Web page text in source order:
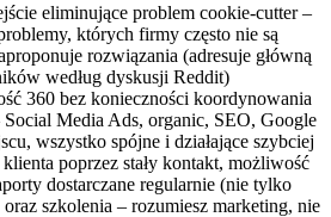
eliminujące problem cookie-cutter –
których firmy często nie są
rozwiązania (adresuje główną
według dyskusji Reddit)
360 bez konieczności koordynowania
Media Ads, organic, SEO, Google
wszystko spójne i działające szybciej
poprzez stały kontakt, możliwość
dostarczane regularnie (nie tylko
szkolenia – rozumiesz marketing, nie